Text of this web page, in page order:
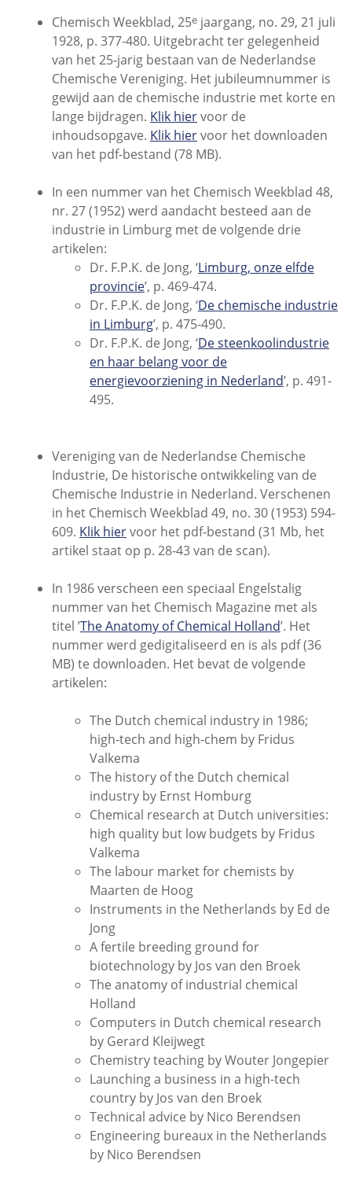
Chemisch Weekblad, 25ejaargang, no. 29, 21 juli
1928, p. 377-480. Uitgebracht ter gelegenheid
van het 25-jarig bestaan van de Nederlandse
Chemische Vereniging. Het jubileumnummer is
gewijd aan de chemische industrie met korte en
lange bijdragen. Klik hiervoor de
inhoudsopgave. Klik hiervoor het downloaden
van het pdf-bestand (78 MB).
In een nummer van het Chemisch Weekblad 48,
nr. 27 (1952) werd aandacht besteed aan de
industrie in Limburg met de volgende drie
artikelen:
Dr. F.P.K. de Jong, ‘Limburg, onze elfde
provincie’, p. 469-474.
Dr. F.P.K. de Jong, ‘De chemische industrie
in Limburg’, p. 475-490.
Dr. F.P.K. de Jong, ‘De steenkoolindustrie
en haar belang voor de
energievoorziening in Nederland’, p. 491-
495.
Vereniging van de Nederlandse Chemische
Industrie, De historische ontwikkeling van de
Chemische Industrie in Nederland. Verschenen
in het Chemisch Weekblad 49, no. 30 (1953) 594-
609. Klik hiervoor het pdf-bestand (31 Mb, het
artikel staat op p. 28-43 van de scan).
In 1986 verscheen een speciaal Engelstalig
nummer van het Chemisch Magazine met als
titel ’The Anatomy of Chemical Holland’. Het
nummer werd gedigitaliseerd en is als pdf (36
MB) te downloaden. Het bevat de volgende
artikelen:
The Dutch chemical industry in 1986;
high-tech and high-chem by Fridus
Valkema
The history of the Dutch chemical
industry by Ernst Homburg
Chemical research at Dutch universities:
high quality but low budgets by Fridus
Valkema
The labour market for chemists by
Maarten de Hoog
Instruments in the Netherlands by Ed de
Jong
A fertile breeding ground for
biotechnology by Jos van den Broek
The anatomy of industrial chemical
Holland
Computers in Dutch chemical research
by Gerard Kleijwegt
Chemistry teaching by Wouter Jongepier
Launching a business in a high-tech
country by Jos van den Broek
Technical advice by Nico Berendsen
Engineering bureaux in the Netherlands
by Nico Berendsen